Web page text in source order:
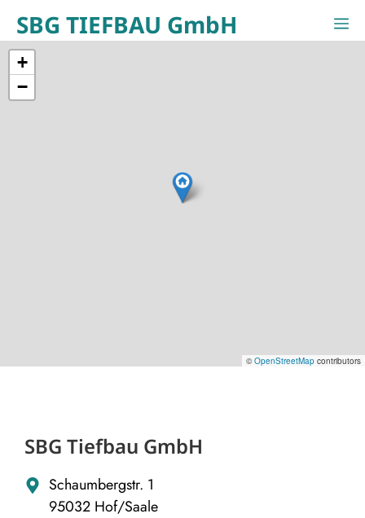
Inhalt
springen
SBG TIEFBAU GmbH
+
−
© OpenStreetMap contributors
SBG Tiefbau GmbH
Schaumbergstr. 1
95032 Hof/Saale